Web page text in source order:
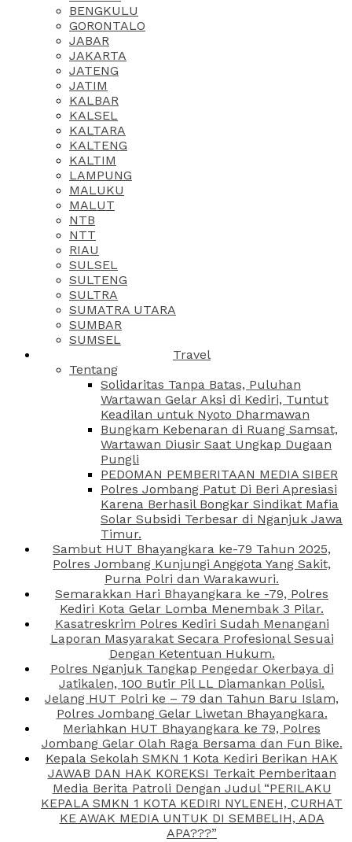
BENGKULU
GORONTALO
JABAR
JAKARTA
JATENG
JATIM
KALBAR
KALSEL
KALTARA
KALTENG
KALTIM
LAMPUNG
MALUKU
MALUT
NTB
NTT
RIAU
SULSEL
SULTENG
SULTRA
SUMATRA UTARA
SUMBAR
SUMSEL
Travel
Tentang
Solidaritas Tanpa Batas, Puluhan
Wartawan Gelar Aksi di Kediri, Tuntut
Keadilan untuk Nyoto Dharmawan
Bungkam Kebenaran di Ruang Samsat,
Wartawan Diusir Saat Ungkap Dugaan
Pungli
PEDOMAN PEMBERITAAN MEDIA SIBER
Polres Jombang Patut Di Beri Apresiasi
Karena Berhasil Bongkar Sindikat Mafia
Solar Subsidi Terbesar di Nganjuk Jawa
Timur.
Sambut HUT Bhayangkara ke-79 Tahun 2025,
Polres Jombang Kunjungi Anggota Yang Sakit,
Purna Polri dan Warakawuri.
Semarakkan Hari Bhayangkara ke -79, Polres
Kediri Kota Gelar Lomba Menembak 3 Pilar.
Kasatreskrim Polres Kediri Sudah Menangani
Laporan Masyarakat Secara Profesional Sesuai
Dengan Ketentuan Hukum.
Polres Nganjuk Tangkap Pengedar Okerbaya di
Jatikalen, 100 Butir Pil LL Diamankan Polisi.
Jelang HUT Polri ke – 79 dan Tahun Baru Islam,
Polres Jombang Gelar Liwetan Bhayangkara.
Meriahkan HUT Bhayangkara ke 79, Polres
Jombang Gelar Olah Raga Bersama dan Fun Bike.
Kepala Sekolah SMKN 1 Kota Kediri Berikan HAK
JAWAB DAN HAK KOREKSI Terkait Pemberitaan
Media Berita Patroli Dengan Judul “PERILAKU
KEPALA SMKN 1 KOTA KEDIRI NYLENEH, CURHAT
KE AWAK MEDIA UNTUK DI SEMBELIH, ADA
APA???”